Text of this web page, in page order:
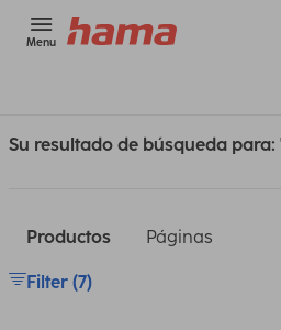
Menu
Su resultado de búsqueda para:
Productos Páginas
Filter (7)